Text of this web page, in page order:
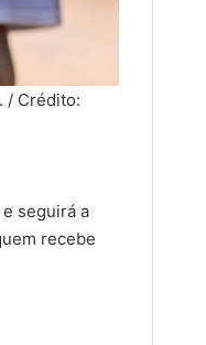
/ Crédito:
seguirá a
recebe